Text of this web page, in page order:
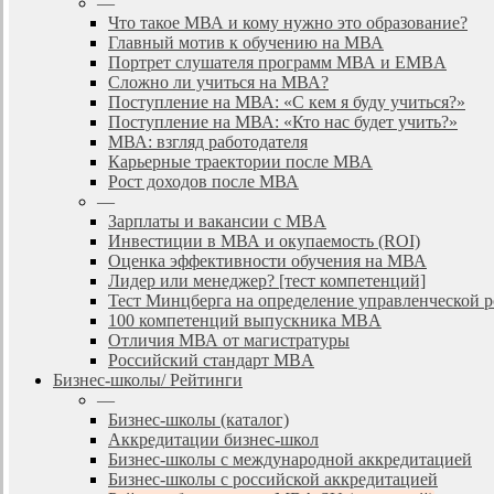
Что такое МВА и кому нужно это образование?
Главный мотив к обучению на МВА
Портрет слушателя программ МВА и EMBA
Сложно ли учиться на МВА?
Поступление на МВА: «С кем я буду учиться?»
Поступление на МВА: «Кто нас будет учить?»
МВА: взгляд работодателя
Карьерные траектории после МВА
Рост доходов после МВА
—
Зарплаты и вакансии с MBA
Инвестиции в МВА и окупаемость (ROI)
Оценка эффективности обучения на МВА
Лидер или менеджер? [тест компетенций]
Тест Минцберга на определение управленческой
100 компетенций выпускника MBA
Отличия МВА от магистратуры
Российский стандарт MBA
Бизнес-школы/ Рейтинги
—
Бизнес-школы (каталог)
Аккредитации бизнес-школ
Бизнес-школы с международной аккредитацией
Бизнес-школы с российской аккредитацией